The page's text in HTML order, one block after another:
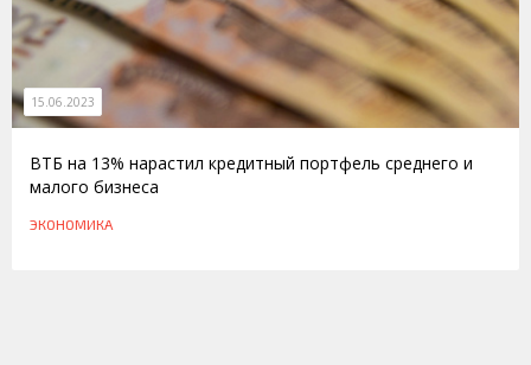
15.06.2023
ВТБ на 13% нарастил кредитный портфель среднего и
малого бизнеса
ЭКОНОМИКА